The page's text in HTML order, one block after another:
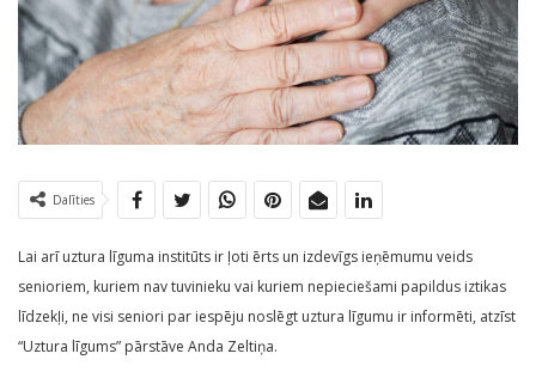
Dalīties
Lai arī uztura līguma institūts ir ļoti ērts un izdevīgs ieņēmumu veids
senioriem, kuriem nav tuvinieku vai kuriem nepieciešami papildus iztikas
līdzekļi, ne visi seniori par iespēju noslēgt uztura līgumu ir informēti, atzīst
“Uztura līgums” pārstāve Anda Zeltiņa.